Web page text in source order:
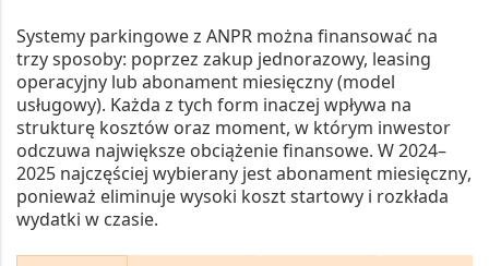
Systemy parkingowe z ANPR można finansować na
trzy sposoby: poprzez zakup jednorazowy, leasing
operacyjny lub abonament miesięczny (model
usługowy). Każda z tych form inaczej wpływa na
strukturę kosztów oraz moment, w którym inwestor
odczuwa największe obciążenie finansowe. W 2024–
2025 najczęściej wybierany jestabonament miesięczny,
ponieważ eliminuje wysoki koszt startowy i rozkłada
wydatki w czasie.